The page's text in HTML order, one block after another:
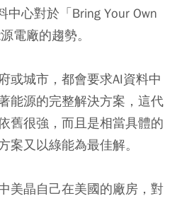
中心對於「Bring Your Own
電廠的趨勢。
或城市，都會要求AI資料中
能源的完整解決方案，這代
舊很強，而且是相當具體的
案又以綠能為最佳解。
美晶自己在美國的廠房，對